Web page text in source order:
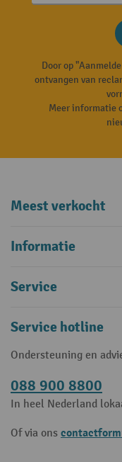
Door op
ontvangen van
Meer informatie
Meest verkocht
Informatie
Service
Service hotline
Ondersteuning en
088 900 8800
In heel Nederland
Of via ons